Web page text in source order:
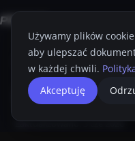
Strona główna
IMAP/
Zaktualizowano:3 cze 2026
Używamy plików
aby ulepszać
w każdej chwili.
Akceptuję